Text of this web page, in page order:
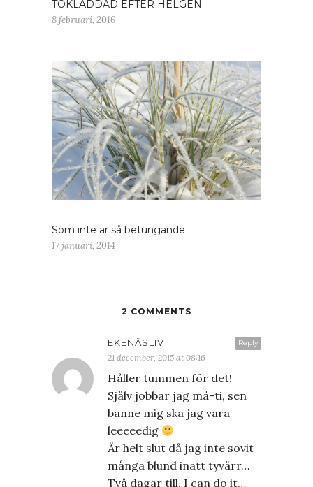
TOKLADDAD EFTER HELGEN
8 februari, 2016
Som inte är så betungande
17 januari, 2014
2 COMMENTS
Reply
EKENÄSLIV
21 december, 2015 at 08:16
Håller tummen för det!
Själv jobbar jag må-ti, sen
banne mig ska jag vara
leeeeedig
Är helt slut då jag inte sovit
många blund inatt tyvärr…
Två dagar till, I can do it…